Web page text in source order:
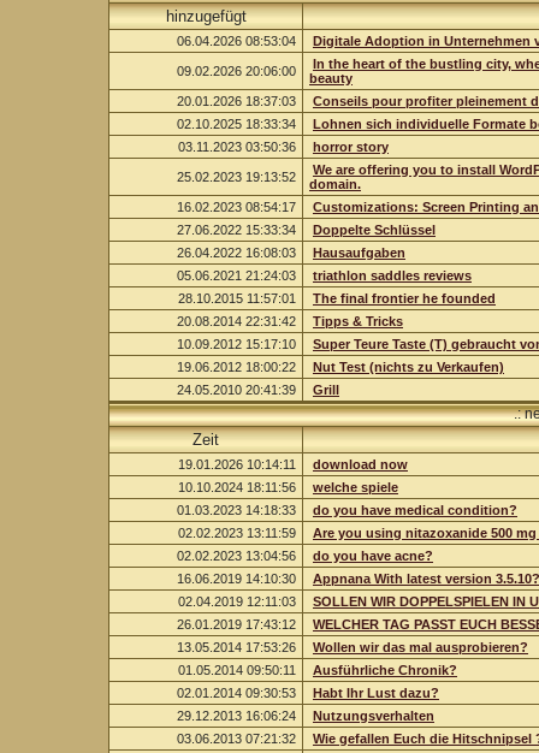
hinzugefügt
06.04.2026 08:53:04 Digitale Adoption in Unternehmen
09.02.2026 20:06:00
In the heart of the bustling city,
beauty
20.01.2026 18:37:03
Conseils pour profiter pleinement
02.10.2025 18:33:34
Lohnen sich individuelle Formate
03.11.2023 03:50:36
horror story
25.02.2023 19:13:52
We are offering you to install
domain.
16.02.2023 08:54:17
Customizations: Screen Printing
27.06.2022 15:33:34
Doppelte Schlüssel
26.04.2022 16:08:03
Hausaufgaben
05.06.2021 21:24:03
triathlon saddles reviews
28.10.2015 11:57:01
The final frontier he founded
20.08.2014 22:31:42
Tipps & Tricks
10.09.2012 15:17:10
Super Teure Taste (T) gebraucht
19.06.2012 18:00:22
Nut Test (nichts zu Verkaufen)
24.05.2010 20:41:39
Grill
.:
Zeit
19.01.2026 10:14:11
download now
10.10.2024 18:11:56
welche spiele
01.03.2023 14:18:33
do you have medical condition?
02.02.2023 13:11:59
Are you using nitazoxanide 500
02.02.2023 13:04:56
do you have acne?
16.06.2019 14:10:30
Appnana With latest version
02.04.2019 12:11:03
SOLLEN WIR DOPPELSPIELEN IN
26.01.2019 17:43:12
WELCHER TAG PASST EUCH
13.05.2014 17:53:26
Wollen wir das mal ausprobieren?
01.05.2014 09:50:11
Ausführliche Chronik?
02.01.2014 09:30:53
Habt Ihr Lust dazu?
29.12.2013 16:06:24
Nutzungsverhalten
03.06.2013 07:21:32
Wie gefallen Euch die Hitschnipsel